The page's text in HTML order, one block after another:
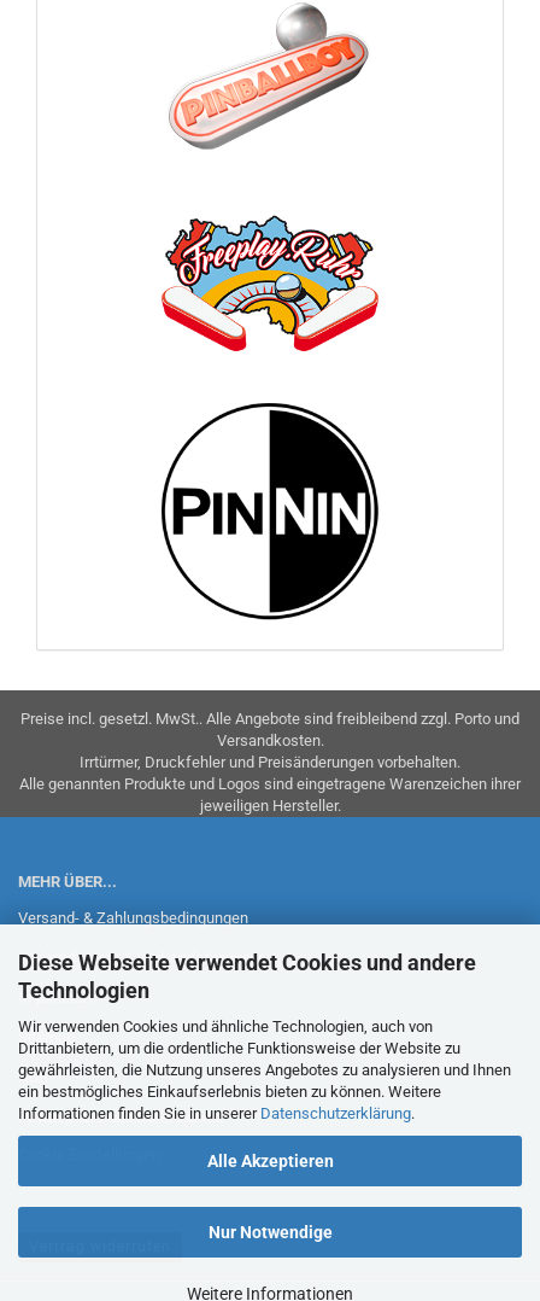
Diese Webseite verwendet Cookies und andere
Technologien
Wir verwenden Cookies und ähnliche Technologien, auch von
Drittanbietern, um die ordentliche Funktionsweise der Website zu
gewährleisten, die Nutzung unseres Angebotes zu analysieren und Ihnen
ein bestmögliches Einkaufserlebnis bieten zu können. Weitere
Informationen finden Sie in unserer Datenschutzerklärung.
Alle Akzeptieren
Nur Notwendige
Weitere Informationen
Preise incl. gesetzl. MwSt.. Alle Angebote sind freibleibend zzgl. Porto und
Versandkosten.
Irrtürmer, Druckfehler und Preisänderungen vorbehalten.
Alle genannten Produkte und Logos sind eingetragene Warenzeichen ihrer
jeweiligen Hersteller.
MEHR ÜBER...
Versand- & Zahlungsbedingungen
Widerrufsrecht & Widerrufsformular
Impressum
Sitemap
AGB
Privatsphäre und Datenschutz